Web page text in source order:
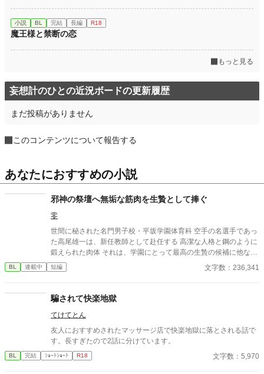
小説 BL 完結 長編 R18
魔王様と禁断の恋
もっと見る
妄想計のひとの近況ボードの更新履歴
まだ投稿がありません
このコンテンツについて報告する
あなたにおすすめの小説
邪神の祭壇へ無垢な筋肉を生贄として捧ぐ
零
世間に秘された名門男子校・平坂学園体育科 空手の名選手であっ
た高尾雄一は、新任教師として赴任する 高潔な人格と鋼のように
鍛えられた肉体 それは、学園にとって最高の生贄の候補に他なら
なかった 至高の筋肉を持つ、精神を削られ意志をなくした青年を
太古の神に捧げるため、“水”、“風”、“土”の信奉者達が暗躍する 意
校で繰り広げられるダークファンタジー
BL 連載中 短編 文字数：236,341
騙されて快楽地獄
てけてとん
友人におすすめされたマッサージ店で快楽地獄に落とされる話で
す。長すぎたので2話に分けています。
BL 完結 ｼｮｰﾄｼｮｰﾄ R18 文字数：5,970